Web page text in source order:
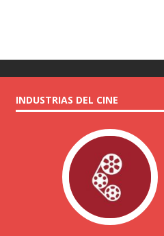
INDUSTRIAS DEL CINE